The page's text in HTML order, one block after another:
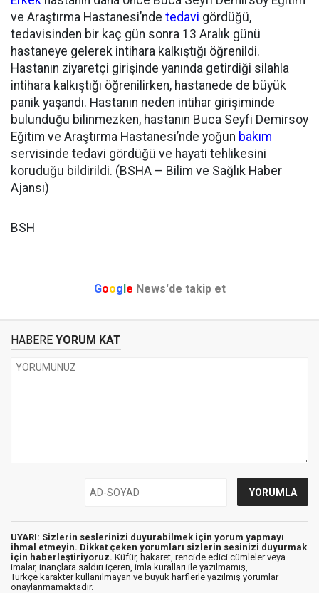
ve Araştırma Hastanesi’nde tedavi gördüğü,
tedavisinden bir kaç gün sonra 13 Aralık günü
hastaneye gelerek intihara kalkıştığı öğrenildi.
Hastanın ziyaretçi girişinde yanında getirdiği silahla
intihara kalkıştığı öğrenilirken, hastanede de büyük
panik yaşandı. Hastanın neden intihar girişiminde
bulunduğu bilinmezken, hastanın Buca Seyfi Demirsoy
Eğitim ve Araştırma Hastanesi’nde yoğun bakım
servisinde tedavi gördüğü ve hayati tehlikesini
koruduğu bildirildi. (BSHA – Bilim ve Sağlık Haber
Ajansı)
BSH
Google News'de takip et
HABERE YORUM KAT
UYARI: Sizlerin seslerinizi duyurabilmek için yorum yapmayı
ihmal etmeyin. Dikkat çeken yorumları sizlerin sesinizi duyurmak
için haberleştiriyoruz. Küfür, hakaret, rencide edici cümleler veya
imalar, inançlara saldırı içeren, imla kuralları ile yazılmamış,
Türkçe karakter kullanılmayan ve büyük harflerle yazılmış yorumlar
onaylanmamaktadır.